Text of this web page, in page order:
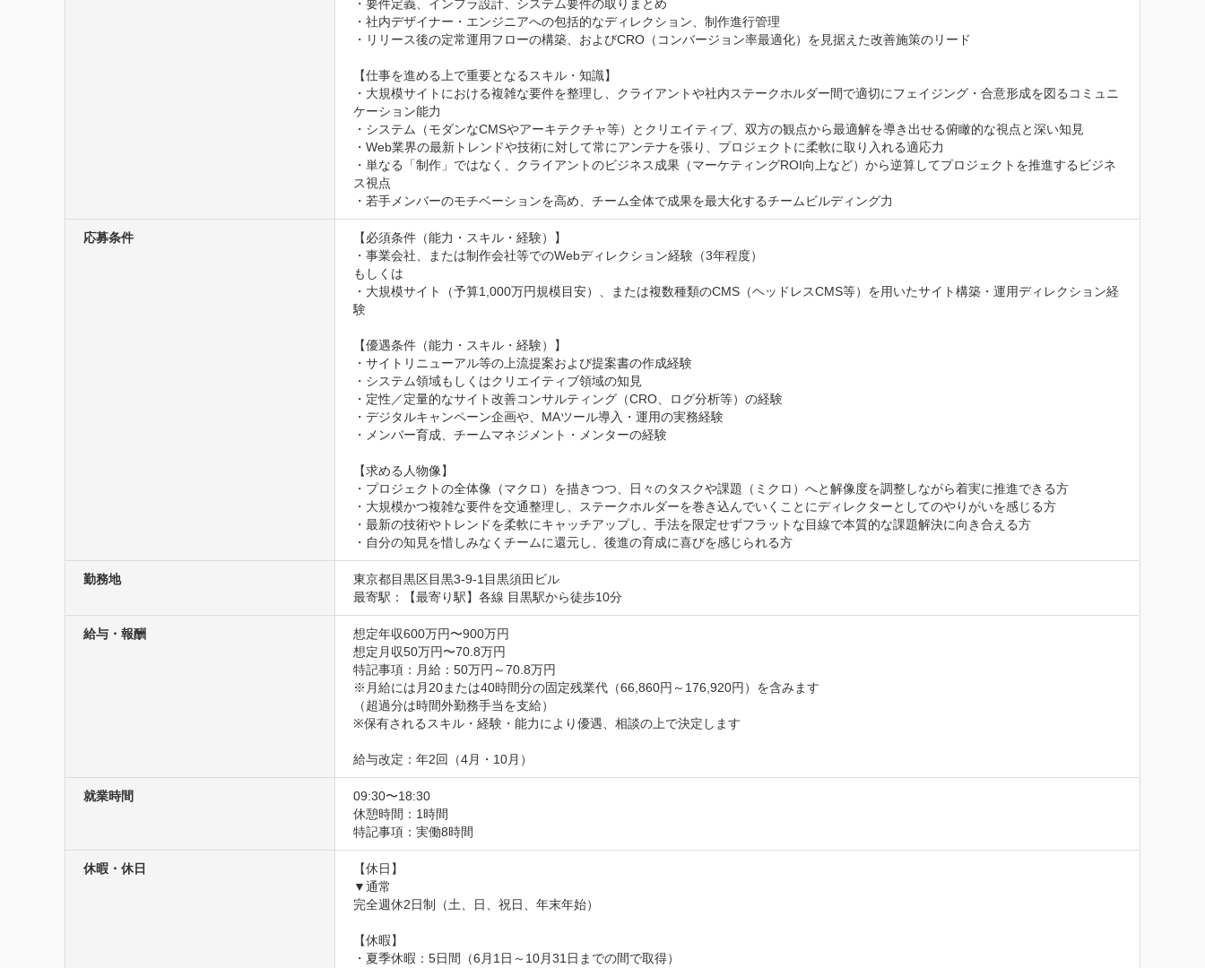
・要件定義、インフラ設計、システム要件の取りまとめ
・社内デザイナー・エンジニアへの包括的なディレクション、制作進行管理
・リリース後の定常運用フローの構築、およびCRO（コンバージョン率最適化）を見据えた改善施策のリード
【仕事を進める上で重要となるスキル・知識】
・大規模サイトにおける複雑な要件を整理し、クライアントや社内ステークホルダー間で適切にフェイジング・合意形成を図るコミュニ
ケーション能力
・システム（モダンなCMSやアーキテクチャ等）とクリエイティブ、双方の観点から最適解を導き出せる俯瞰的な視点と深い知見
・Web業界の最新トレンドや技術に対して常にアンテナを張り、プロジェクトに柔軟に取り入れる適応力
・単なる「制作」ではなく、クライアントのビジネス成果（マーケティングROI向上など）から逆算してプロジェクトを推進するビジネ
ス視点
・若手メンバーのモチベーションを高め、チーム全体で成果を最大化するチームビルディング力
応募条件
【必須条件（能力・スキル・経験）】
・事業会社、または制作会社等でのWebディレクション経験（3年程度）
もしくは
・大規模サイト（予算1,000万円規模目安）、または複数種類のCMS（ヘッドレスCMS等）を用いたサイト構築・運用ディレクション経
験
【優遇条件（能力・スキル・経験）】
・サイトリニューアル等の上流提案および提案書の作成経験
・システム領域もしくはクリエイティブ領域の知見
・定性／定量的なサイト改善コンサルティング（CRO、ログ分析等）の経験
・デジタルキャンペーン企画や、MAツール導入・運用の実務経験
・メンバー育成、チームマネジメント・メンターの経験
【求める人物像】
・プロジェクトの全体像（マクロ）を描きつつ、日々のタスクや課題（ミクロ）へと解像度を調整しながら着実に推進できる方
・大規模かつ複雑な要件を交通整理し、ステークホルダーを巻き込んでいくことにディレクターとしてのやりがいを感じる方
・最新の技術やトレンドを柔軟にキャッチアップし、手法を限定せずフラットな目線で本質的な課題解決に向き合える方
・自分の知見を惜しみなくチームに還元し、後進の育成に喜びを感じられる方
勤務地
東京都目黒区目黒3-9-1目黒須田ビル
最寄駅：【最寄り駅】各線 目黒駅から徒歩10分
給与・報酬
想定年収600万円〜900万円
想定月収50万円〜70.8万円
特記事項：月給：50万円～70.8万円
※月給には月20または40時間分の固定残業代（66,860円～176,920円）を含みます
（超過分は時間外勤務手当を支給）
※保有されるスキル・経験・能力により優遇、相談の上で決定します
給与改定：年2回（4月・10月）
就業時間
09:30〜18:30
休憩時間：1時間
特記事項：実働8時間
休暇・休日
【休日】
▼通常
完全週休2日制（土、日、祝日、年末年始）
【休暇】
・夏季休暇：5日間（6月1日～10月31日までの間で取得）